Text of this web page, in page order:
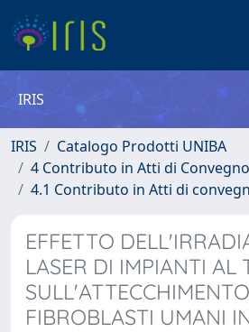
IRIS
IRIS
Catalogo Prodotti UNIBA
4 Contributo in Atti di
4.1 Contributo in Atti di
EFFETTO
LASER DI IMPIANTI AL
FIBROBLASTI UMANI